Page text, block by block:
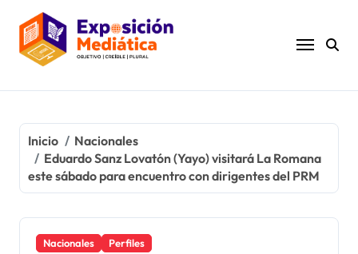
contenido
Inicio
Nacionales
Eduardo Sanz Lovatón (Yayo) visitará La Romana
este sábado para encuentro con dirigentes del PRM
Nacionales Perfiles